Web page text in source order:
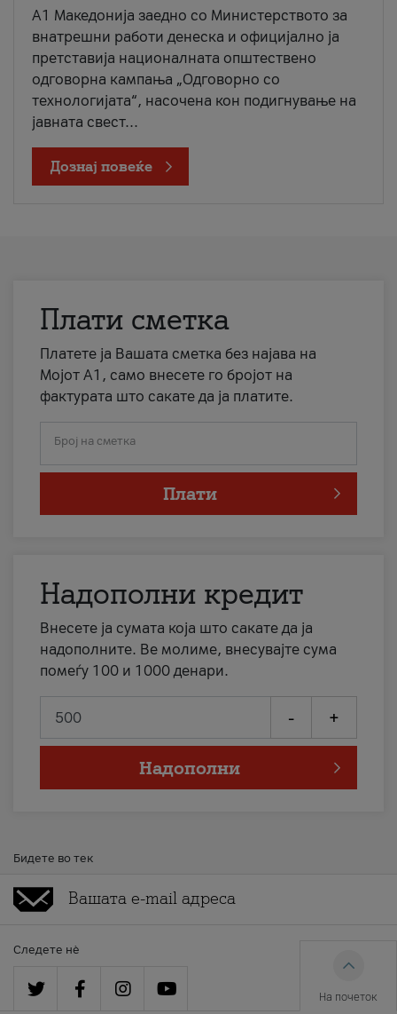
A1 Македонија заедно со Министерството за
внатрешни работи денеска и официјално ја
претставија националната општествено
одговорна кампања „Одговорно со
технологијата“, насочена кон подигнување на
јавната свест...
Дознај повеќе
Плати сметка
Платете ја Вашата сметка без најава на
Мојот А1, само внесете го бројот на
фактурата што сакате да ја платите.
Број на сметка
Плати
Надополни кредит
Внесете ја сумата која што сакате да ја
надополните. Ве молиме, внесувајте сума
помеѓу 100 и 1000 денари.
- +
Надополни
Бидете во тек
Следете нè
На почеток